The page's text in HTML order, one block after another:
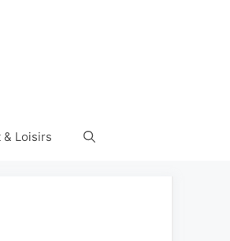
& Loisirs